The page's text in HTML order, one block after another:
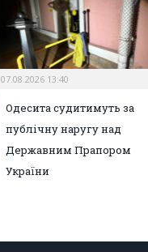
07.08.2026 13:40
Одесита судитимуть за
публічну наругу над
Державним Прапором
України